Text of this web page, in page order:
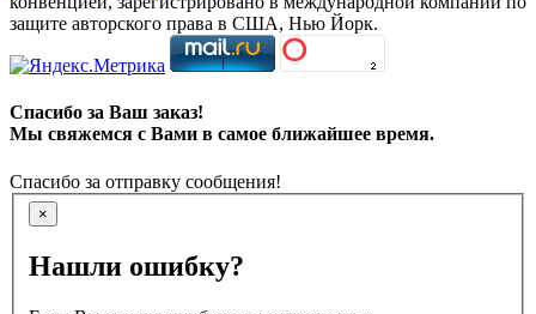
защите авторского права в США, Нью Йорк.
Спасибо за Ваш заказ!
Мы свяжемся с Вами в самое ближайшее время.
Спасибо за отправку сообщения!
×
Нашли ошибку?